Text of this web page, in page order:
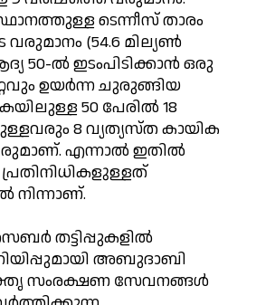
ടെന്നീസ് താരം
വരുമാനം (54.6 മില്യണ്‍
ല്‍ ഇടംപിടിക്കാന്‍ ഒരു
ഉയര്‍ന്ന ചുരുങ്ങിയ
50 പേരില്‍ 18
8 വ്യത്യസ്ത കായിക
എന്നാല്‍ ഇതില്‍
നിന്നാണ്.
തട്ടിപ്പുകളില്‍
അബുദാബി
സംരക്ഷണ സേവനങ്ങള്‍